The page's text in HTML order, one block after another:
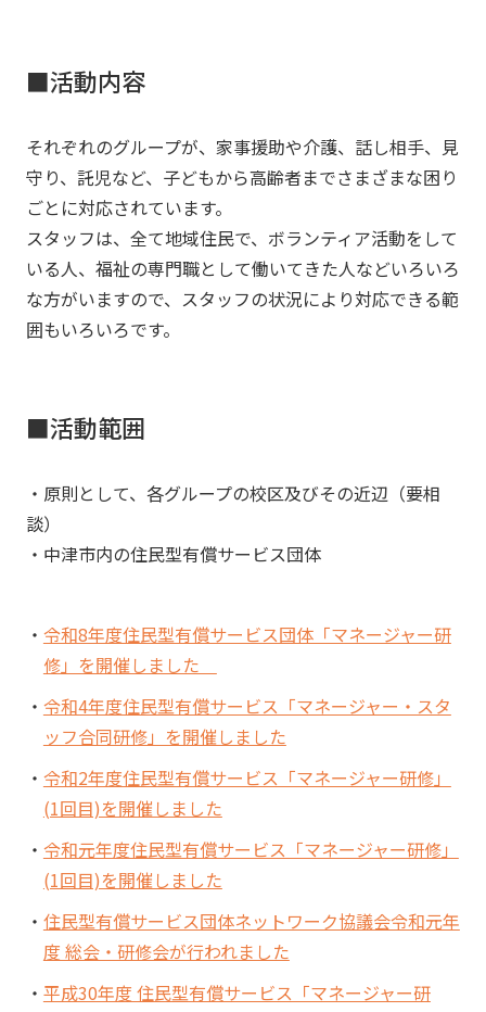
■活動内容
それぞれのグループが、家事援助や介護、話し相手、見
守り、託児など、子どもから高齢者までさまざまな困り
ごとに対応されています。
スタッフは、全て地域住民で、ボランティア活動をして
いる人、福祉の専門職として働いてきた人などいろいろ
な方がいますので、スタッフの状況により対応できる範
囲もいろいろです。
■活動範囲
・原則として、各グループの校区及びその近辺（要相
談）
・中津市内の住民型有償サービス団体
令和8年度住民型有償サービス団体「マネージャー研
修」を開催しました
令和4年度住民型有償サービス「マネージャー・スタ
ッフ合同研修」を開催しました
令和2年度住民型有償サービス「マネージャー研修」
(1回目)を開催しました
令和元年度住民型有償サービス「マネージャー研修」
(1回目)を開催しました
住民型有償サービス団体ネットワーク協議会令和元年
度 総会・研修会が行われました
平成30年度 住民型有償サービス「マネージャー研